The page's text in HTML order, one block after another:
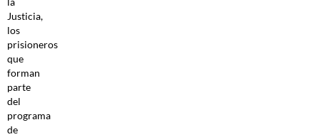
Justicia,
los
prisioneros
que
forman
parte
del
programa
de